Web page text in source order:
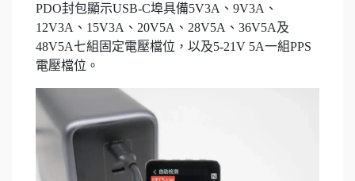
PDO封包顯示USB-C埠具備5V3A、9V3A、
12V3A、15V3A、20V5A、28V5A、36V5A及
48V5A七組固定電壓檔位，以及5-21V 5A一組PPS
電壓檔位。